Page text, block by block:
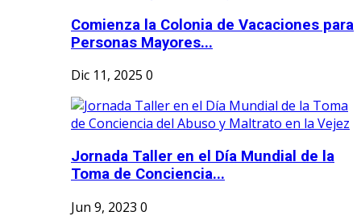
Comienza la Colonia de Vacaciones para
Personas Mayores...
Dic 11, 2025 0
Jornada Taller en el Día Mundial de la
Toma de Conciencia...
Jun 9, 2023 0